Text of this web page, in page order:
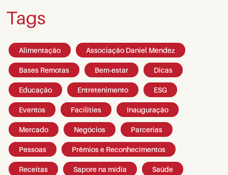
Tags
Alimentação Associação Daniel Mendez
Bases Remotas Bem-estar Dicas
Educação Entretenimento ESG
Eventos Facilities Inauguração
Mercado Negócios Parcerias
Pessoas Prêmios e Reconhecimentos
Receitas Sapore na mídia Saúde